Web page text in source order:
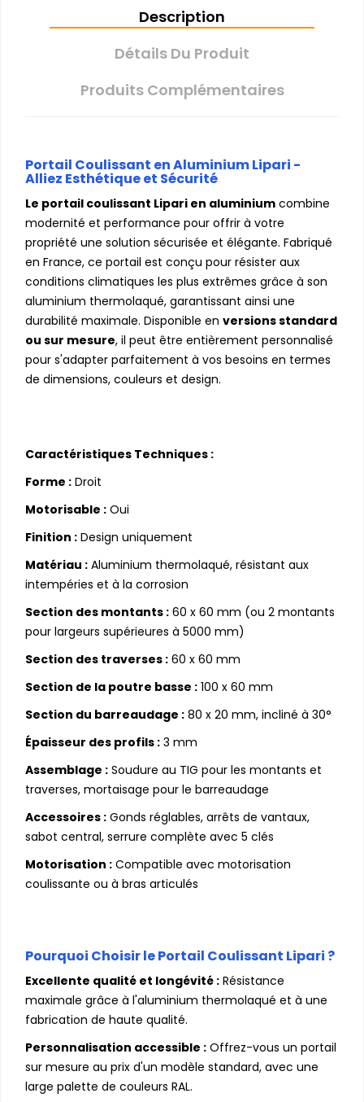
Description
Détails Du Produit
Produits Complémentaires
Portail Coulissant en Aluminium Lipari -
Alliez Esthétique et Sécurité
Le portail coulissant Lipari en aluminium combine
modernité et performance pour offrir à votre
propriété une solution sécurisée et élégante. Fabriqué
en France, ce portail est conçu pour résister aux
conditions climatiques les plus extrêmes grâce à son
aluminium thermolaqué, garantissant ainsi une
durabilité maximale. Disponible en versions standard
ou sur mesure, il peut être entièrement personnalisé
pour s'adapter parfaitement à vos besoins en termes
de dimensions, couleurs et design.
Caractéristiques Techniques :
Forme : Droit
Motorisable : Oui
Finition : Design uniquement
Matériau : Aluminium thermolaqué, résistant aux
intempéries et à la corrosion
Section des montants : 60 x 60 mm (ou 2 montants
pour largeurs supérieures à 5000 mm)
Section des traverses : 60 x 60 mm
Section de la poutre basse : 100 x 60 mm
Section du barreaudage : 80 x 20 mm, incliné à 30°
Épaisseur des profils : 3 mm
Assemblage : Soudure au TIG pour les montants et
traverses, mortaisage pour le barreaudage
Accessoires : Gonds réglables, arrêts de vantaux,
sabot central, serrure complète avec 5 clés
Motorisation : Compatible avec motorisation
coulissante ou à bras articulés
Pourquoi Choisir le Portail Coulissant Lipari ?
Excellente qualité et longévité : Résistance
maximale grâce à l'aluminium thermolaqué et à une
fabrication de haute qualité.
Personnalisation accessible : Offrez-vous un portail
sur mesure au prix d'un modèle standard, avec une
large palette de couleurs RAL.